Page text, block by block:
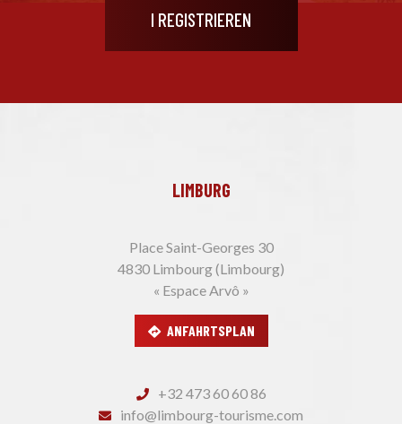
LIMBURG
Place Saint-Georges 30
4830 Limbourg (Limbourg)
« Espace Arvô »
ANFAHRTSPLAN
+32 473 60 60 86
info@limbourg-tourisme.com